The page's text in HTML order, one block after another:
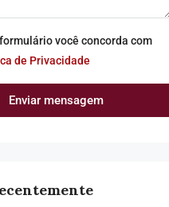
você concorda com
de Privacidade
Enviar mensagem